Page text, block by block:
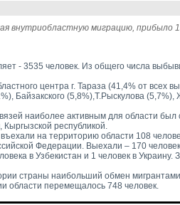
внутриобластную миграцию, прибыло
- 3535 человек. Из общего числа
центра г. Тараза (41,4% от всех
Байзакского (5,8%),Т.Рыскулова (5,7%),
наиболее активным для области
республикой.
на территорию области 108
Федерации. Выехали – 170
в Узбекистан и 1 человек в Украину.
страны наибольший обмен
области перемещалось 748 человек.